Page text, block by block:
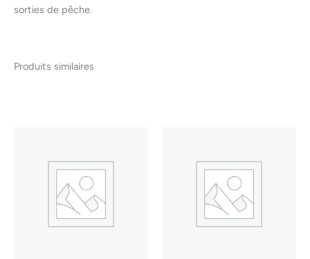
sorties de pêche.
Produits similaires